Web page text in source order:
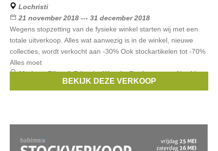
Lochristi
21 november 2018 --- 31 december 2018
Wegens stopzetting van de fysieke winkel starten wij met een
totale uitverkoop. Alles wat aanwezig is in de winkel, nieuwe
collecties, wordt verkocht aan -30% Ook stockartikelen tot -70%
Alles moet
Merken:Filou & Friends,Woody,Beaba,avent,Noukies,
BEKIJK DEZE VERKOOP